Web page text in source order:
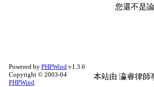
您還不是
Powered by PHPWind v1.3.6
Copyright © 2003-04
PHPWind
本站由 瀛睿律師